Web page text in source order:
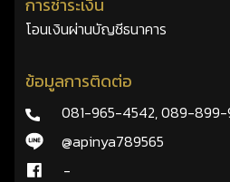
การชำระเงิน
โอนเงินผ่านบัญชีธนาคาร
ข้อมูลการติดต่อ
081-965-4542,089-899-
@apinya789565
-